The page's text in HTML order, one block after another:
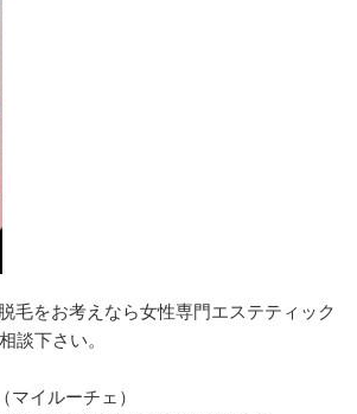
毛をお考えなら女性専門エステティック
談下さい。
イルーチェ）